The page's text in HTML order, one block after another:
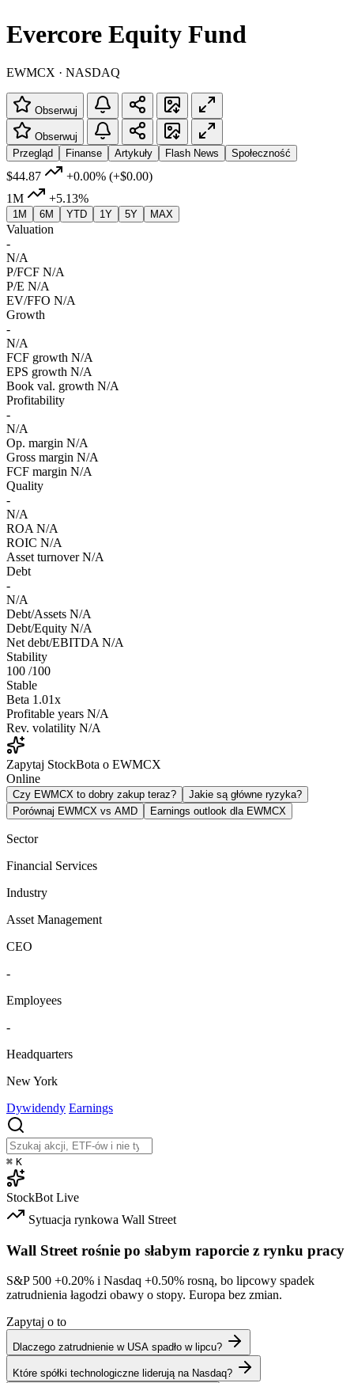
Evercore Equity Fund
EWMCX · NASDAQ
Obserwuj
Obserwuj
Przegląd
Finanse Artykuły Flash News Społeczność
$44.87 +0.00% (+$0.00)
1M
+5.13%
1M 6M YTD 1Y 5Y MAX
Valuation
-
N/A
P/FCF N/A
P/E N/A
EV/FFO N/A
Growth
-
N/A
FCF growth N/A
EPS growth N/A
Book val. growth N/A
Profitability
-
N/A
Op. margin N/A
Gross margin N/A
FCF margin N/A
Quality
-
N/A
ROA N/A
ROIC N/A
Asset turnover N/A
Debt
-
N/A
Debt/Assets N/A
Debt/Equity N/A
Net debt/EBITDA N/A
Stability
100 /100
Stable
Beta 1.01x
Profitable years N/A
Rev. volatility N/A
Zapytaj StockBota o EWMCX
Online
Czy EWMCX to dobry zakup teraz?
Jakie są główne ryzyka?
Porównaj EWMCX vs AMD
Earnings outlook dla EWMCX
Sector
Financial Services
Industry
Asset Management
CEO
-
Employees
-
Headquarters
New York
Dywidendy Earnings
⌘ K
StockBot Live
Sytuacja rynkowa Wall Street
Wall Street rośnie po słabym raporcie z rynku pracy
S&P 500 +0.20% i Nasdaq +0.50% rosną, bo lipcowy spadek
zatrudnienia łagodzi obawy o stopy. Europa bez zmian.
Zapytaj o to
Dlaczego zatrudnienie w USA spadło w lipcu?
Które spółki technologiczne liderują na Nasdaq?